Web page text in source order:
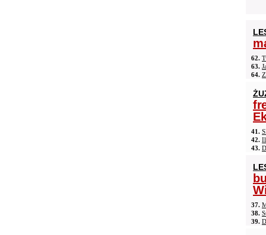
62.
63.
64.
41.
42.
43.
37.
38.
39.